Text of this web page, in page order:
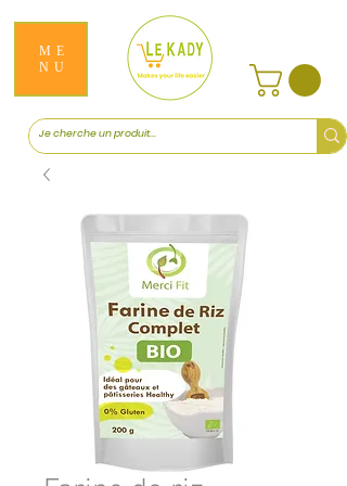
ME
NU